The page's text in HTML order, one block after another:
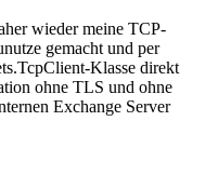
wieder meine TCP-
gemacht und per
Klasse direkt
ohne TLS und ohne
Exchange Server